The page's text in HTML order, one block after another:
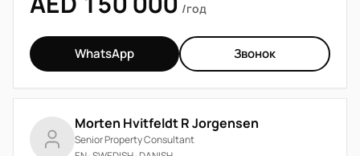
/год
WhatsApp Звонок
Morten Hvitfeldt R Jorgensen
Senior Property Consultant